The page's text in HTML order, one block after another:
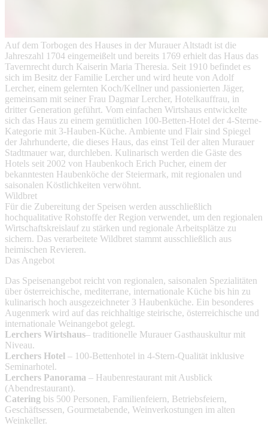
Auf dem Torbogen des Hauses in der Murauer Altstadt ist die
Jahreszahl 1704 eingemeißelt und bereits 1769 erhielt das Haus das
Tavernrecht durch Kaiserin Maria Theresia. Seit 1910 befindet es
sich im Besitz der Familie Lercher und wird heute von Adolf
Lercher, einem gelernten Koch/Kellner und passionierten Jäger,
gemeinsam mit seiner Frau Dagmar Lercher, Hotelkauffrau, in
dritter Generation geführt. Vom einfachen Wirtshaus entwickelte
sich das Haus zu einem gemütlichen 100-Betten-Hotel der 4-Sterne-
Kategorie mit 3-Hauben-Küche. Ambiente und Flair sind Spiegel
der Jahrhunderte, die dieses Haus, das einst Teil der alten Murauer
Stadtmauer war, durchleben. Kulinarisch werden die Gäste des
Hotels seit 2002 von Haubenkoch Erich Pucher, einem der
bekanntesten Haubenköche der Steiermark, mit regionalen und
saisonalen Köstlichkeiten verwöhnt.
Wildbret
Für die Zubereitung der Speisen werden ausschließlich
hochqualitative Rohstoffe der Region verwendet, um den regionalen
Wirtschaftskreislauf zu stärken und regionale Arbeitsplätze zu
sichern. Das verarbeitete Wildbret stammt ausschließlich aus
heimischen Revieren.
Das Angebot
Das Speisenangebot reicht von regionalen, saisonalen Spezialitäten
über österreichische, mediterrane, internationale Küche bis hin zu
kulinarisch hoch ausgezeichneter 3 Haubenküche. Ein besonderes
Augenmerk wird auf das reichhaltige steirische, österreichische und
internationale Weinangebot gelegt.
Lerchers Wirtshaus– traditionelle Murauer Gasthauskultur mit
Niveau.
Lerchers Hotel – 100-Bettenhotel in 4-Stern-Qualität inklusive
Seminarhotel.
Lerchers Panorama – Haubenrestaurant mit Ausblick
(Abendrestaurant).
Catering bis 500 Personen, Familienfeiern, Betriebsfeiern,
Geschäftsessen, Gourmetabende, Weinverkostungen im alten
Weinkeller.